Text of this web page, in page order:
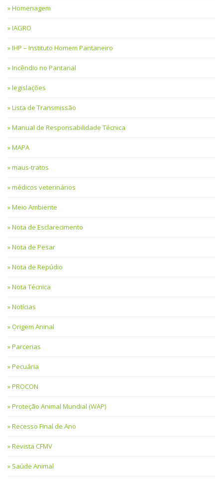
Homenagem
IAGRO
IHP – Instituto Homem Pantaneiro
Incêndio no Pantanal
legislações
Lista de Transmissão
Manual de Responsabilidade Técnica
MAPA
maus-tratos
médicos veterinários
Meio Ambiente
Nota de Esclarecimento
Nota de Pesar
Nota de Repúdio
Nota Técnica
Notícias
Origem Aninal
Parcerias
Pecuária
PROCON
Proteção Animal Mundial (WAP)
Recesso Final de Ano
Revista CFMV
Saúde Animal